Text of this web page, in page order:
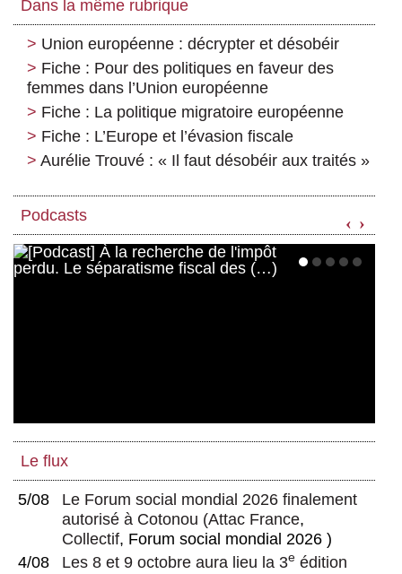
Dans la même rubrique
Union européenne : décrypter et désobéir
Fiche : Pour des politiques en faveur des
femmes dans l’Union européenne
Fiche : La politique migratoire européenne
Fiche : L’Europe et l’évasion fiscale
Aurélie Trouvé : « Il faut désobéir aux traités »
Podcasts ‹ ›
Le flux
5/08
Le Forum social mondial 2026 finalement
autorisé à Cotonou (Attac France,
Collectif, Forum social mondial 2026 )
4/08
Les 8 et 9 octobre aura lieu la 3e édition